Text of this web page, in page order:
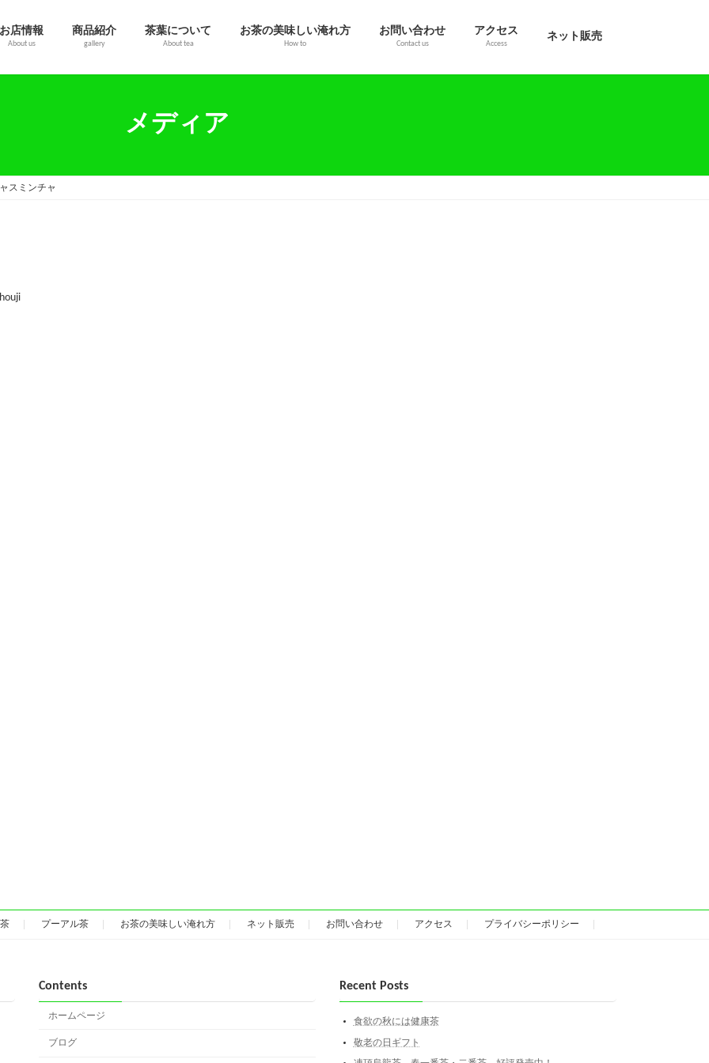
お店情報
About us
商品紹介
gallery
茶葉について
About tea
お茶の美味しい淹れ方
How to
お問い合わせ
Contact us
アクセス
Access
ネット販売
メディア
スミンチャ
プーアル茶 お茶の美味しい淹れ方 ネット販売 お問い合わせ アクセス プライバシーポリシー
Contents
ホームページ
ブログ
Recent Posts
食欲の秋には健康茶
敬老の日ギフト